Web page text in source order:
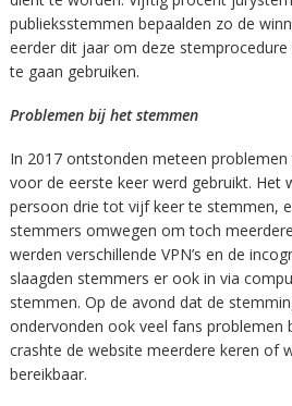
publieksstemmen bepaalden zo de
eerder dit jaar om deze
te gaan gebruiken.
Problemen bij het stemmen
In 2017 ontstonden meteen
voor de eerste keer werd gebruikt. Het
persoon drie tot vijf keer te stemmen,
stemmers omwegen om toch
werden verschillende VPN’s en de
slaagden stemmers er ook in via
stemmen. Op de avond dat de
ondervonden ook veel fans problemen
crashte de website meerdere keren of
bereikbaar.